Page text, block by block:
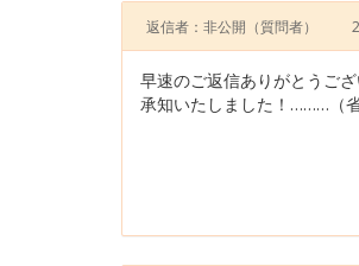
返信者：非公開 （質問者）
早速のご返信ありがとうござ
承知いたしました！………（